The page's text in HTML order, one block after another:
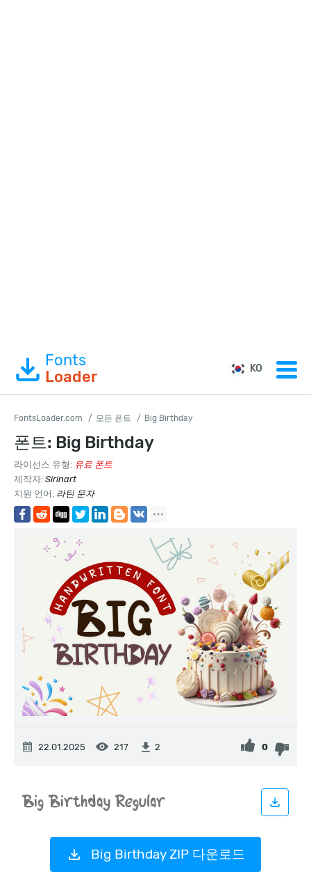
Fonts
Loader
KO
FontsLoader.com 모든 폰트 Big Birthday
폰트: Big Birthday
라이선스 유형: 유료 폰트
제작자: Sirinart
지원 언어: 라틴 문자
22.01.2025 217 2 0
Big Birthday ZIP 다운로드